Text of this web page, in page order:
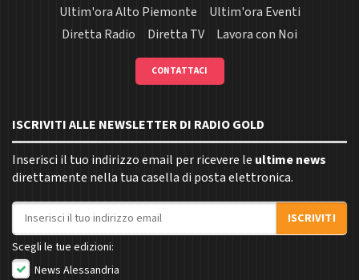
Ultim'ora Alto Piemonte
Ultim'ora Eventi
Diretta Radio
Diretta TV Lavora con Noi
CONTATTACI
ISCRIVITI ALLE NEWSLETTER DI RADIO GOLD
Inserisci il tuo indirizzo email per ricevere le ultime news
direttamente nella tua casella di posta elettronica.
Indirizzo email
ISCRIVITI
Scegli le tue edizioni:
News Alessandria